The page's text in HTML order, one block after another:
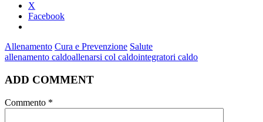
X
Facebook
Allenamento Cura e Prevenzione Salute
allenamento caldoallenarsi col caldointegratori caldo
ADD COMMENT
Commento *